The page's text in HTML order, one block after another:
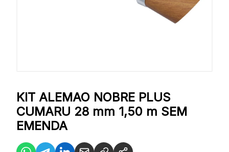
KIT ALEMAO NOBRE PLUS
CUMARU 28 mm 1,50 m SEM
EMENDA